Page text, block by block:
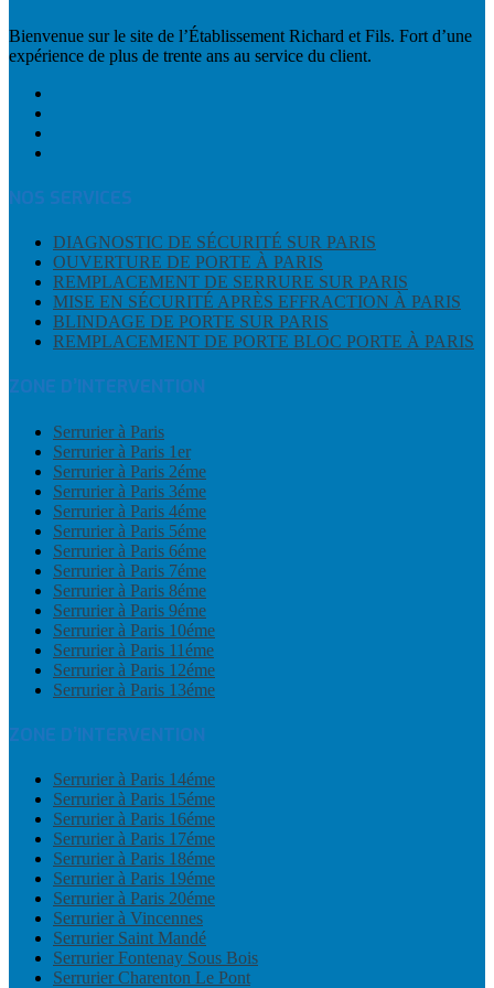
Bienvenue sur le site de l’Établissement Richard et Fils. Fort d’une
expérience de plus de trente ans au service du client.
NOS SERVICES
DIAGNOSTIC DE SÉCURITÉ SUR PARIS
OUVERTURE DE PORTE À PARIS
REMPLACEMENT DE SERRURE SUR PARIS
MISE EN SÉCURITÉ APRÈS EFFRACTION À PARIS
BLINDAGE DE PORTE SUR PARIS
REMPLACEMENT DE PORTE BLOC PORTE À PARIS
ZONE D’INTERVENTION
Serrurier à Paris
Serrurier à Paris 1er
Serrurier à Paris 2éme
Serrurier à Paris 3éme
Serrurier à Paris 4éme
Serrurier à Paris 5éme
Serrurier à Paris 6éme
Serrurier à Paris 7éme
Serrurier à Paris 8éme
Serrurier à Paris 9éme
Serrurier à Paris 10éme
Serrurier à Paris 11éme
Serrurier à Paris 12éme
Serrurier à Paris 13éme
ZONE D’INTERVENTION
Serrurier à Paris 14éme
Serrurier à Paris 15éme
Serrurier à Paris 16éme
Serrurier à Paris 17éme
Serrurier à Paris 18éme
Serrurier à Paris 19éme
Serrurier à Paris 20éme
Serrurier à Vincennes
Serrurier Saint Mandé
Serrurier Fontenay Sous Bois
Serrurier Charenton Le Pont